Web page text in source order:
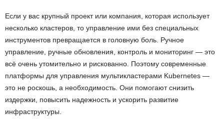
Если у вас крупный проект или компания, которая использует
несколько кластеров, то управление ими без специальных
инструментов превращается в головную боль. Ручное
управление, ручные обновления, контроль и мониторинг — это
всё очень утомительно и рискованно. Поэтому современные
платформы для управления мультикластерами Kubernetes —
это не роскошь, а необходимость. Они помогают снизить
издержки, повысить надежность и ускорить развитие
инфраструктуры.